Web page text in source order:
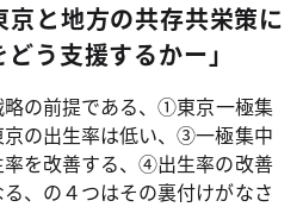
京と地方の共存共栄策に
う支援するかー」
略の前提である、①東京一極集
の出生率は低い、➂一極集中
を改善する、④出生率の改善
、の４つはその裏付けがなさ